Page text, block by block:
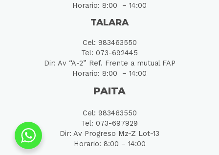
Horario: 8:00 – 14:00
TALARA
Cel: 983463550
Tel: 073-692445
Dir: Av “A-2” Ref. Frente a mutual FAP
Horario: 8:00 – 14:00
PAITA
Cel: 983463550
Tel: 073-697929
Dir: Av Progreso Mz-Z Lot-13
Horario: 8:00 – 14:00